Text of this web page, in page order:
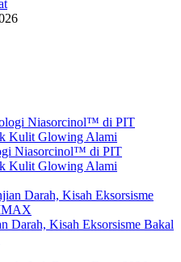
Niasorcinol™ di PIT
Kulit Glowing Alami
Darah, Kisah Eksorsisme Bakal